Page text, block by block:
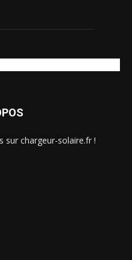
sur chargeur-solaire.fr !